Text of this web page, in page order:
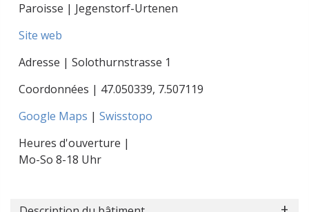
Paroisse | Jegenstorf-Urtenen
Site web
Adresse | Solothurnstrasse 1
Coordonnées | 47.050339, 7.507119
Google Maps | Swisstopo
Heures d'ouverture |
Mo-So 8-18 Uhr